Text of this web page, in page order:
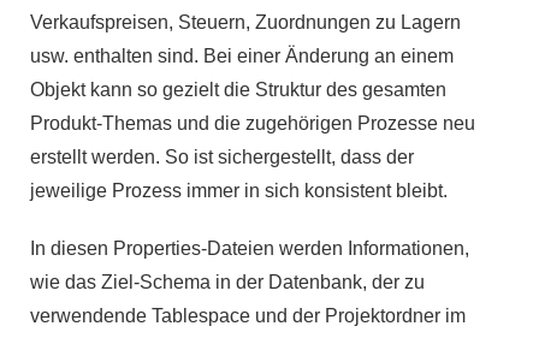
Verkaufspreisen, Steuern, Zuordnungen zu Lagern
usw. enthalten sind. Bei einer Änderung an einem
Objekt kann so gezielt die Struktur des gesamten
Produkt-Themas und die zugehörigen Prozesse neu
erstellt werden. So ist sichergestellt, dass der
jeweilige Prozess immer in sich konsistent bleibt.
In diesen Properties-Dateien werden Informationen,
wie das Ziel-Schema in der Datenbank, der zu
verwendende Tablespace und der Projektordner im